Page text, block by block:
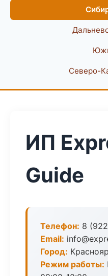
Северо-
ИП
Guide
Телефон: 8
Email:
Город:
Режим работы: